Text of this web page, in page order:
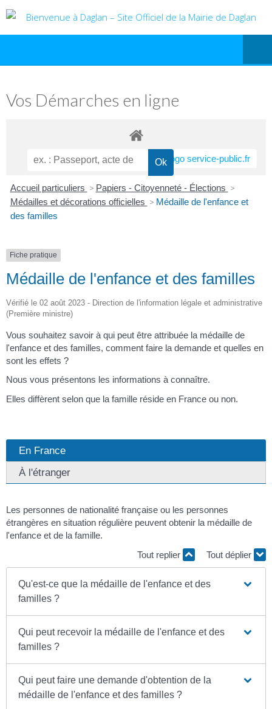
Vos Démarches en ligne
Accueil particuliers > Papiers - Citoyenneté - Élections >
Médailles et décorations officielles > Médaille de l'enfance et
des familles
Fiche pratique
Médaille de l'enfance et des familles
Vérifié le 02 août 2023 - Direction de l'information légale et administrative
(Première ministre)
Vous souhaitez savoir à qui peut être attribuée la médaille de
l'enfance et des familles, comment faire la demande et quelles en
sont les effets ?
Nous vous présentons les informations à connaître.
Elles diffèrent selon que la famille réside en France ou non.
En France
À l'étranger
Les personnes de nationalité française ou les personnes
étrangères en situation régulière peuvent obtenir la médaille de
l'enfance et de la famille.
Tout replier
Tout déplier
Qu'est-ce que la médaille de l'enfance et des
familles ?
Qui peut recevoir la médaille de l'enfance et des
familles ?
Qui peut faire une demande d'obtention de la
médaille de l'enfance et des familles ?